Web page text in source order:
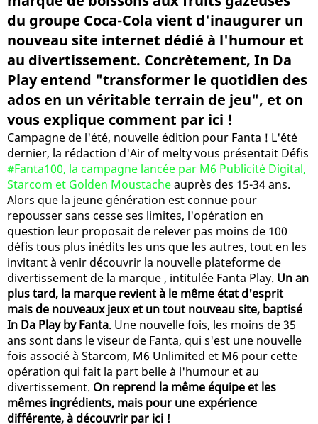
du groupe Coca-Cola vient d'inaugurer un
nouveau site internet dédié à l'humour et
au divertissement. Concrètement, In Da
Play entend "transformer le quotidien des
ados en un véritable terrain de jeu", et on
vous explique comment par ici !
Campagne de l'été, nouvelle édition pour Fanta ! L'été
dernier, la rédaction d'Air of melty vous présentait Défis
#Fanta100, la campagne lancée par M6 Publicité Digital,
Starcom et Golden Moustacheauprès des 15-34 ans.
Alors que la jeune génération est connue pour
repousser sans cesse ses limites, l'opération en
question leur proposait de relever pas moins de 100
défis tous plus inédits les uns que les autres, tout en les
invitant à venir découvrir la nouvelle plateforme de
divertissement de la marque , intitulée Fanta Play. Un an
plus tard, la marque revient à le même état d'esprit
mais de nouveaux jeux et un tout nouveau site, baptisé
In Da Play by Fanta. Une nouvelle fois, les moins de 35
ans sont dans le viseur de Fanta, qui s'est une nouvelle
fois associé à Starcom, M6 Unlimited et M6 pour cette
opération qui fait la part belle à l'humour et au
divertissement. On reprend la même équipe et les
mêmes ingrédients, mais pour une expérience
différente, à découvrir par ici !